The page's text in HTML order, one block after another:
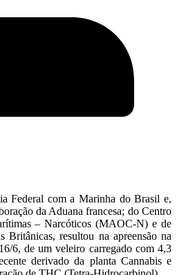
Federal com a Marinha do Brasil e,
da Aduana francesa; do Centro
– Narcóticos (MAOC-N) e de
Britânicas, resultou na apreensão na
6, de um veleiro carregado com 4,3
derivado da planta Cannabis e